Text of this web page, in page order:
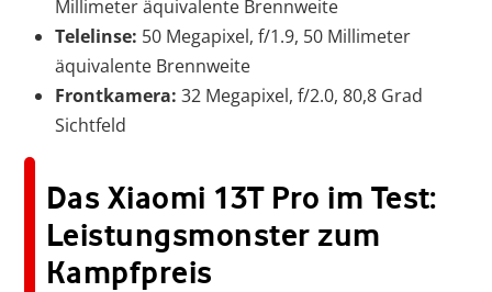
Millimeter äquivalente Brennweite
Telelinse: 50 Megapixel, f/1.9, 50 Millimeter
äquivalente Brennweite
Frontkamera: 32 Megapixel, f/2.0, 80,8 Grad
Sichtfeld
Das Xiaomi 13T Pro im Test:
Leistungsmonster zum
Kampfpreis